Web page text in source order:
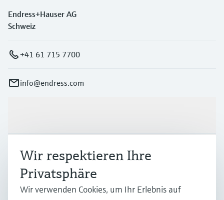
Endress+Hauser AG
Schweiz
+41 61 715 7700
info@endress.com
Branchen
Support
Wir respektieren Ihre
Privatsphäre
Wir verwenden Cookies, um Ihr Erlebnis auf